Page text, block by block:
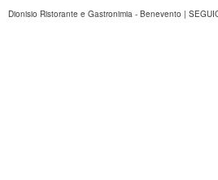
Dionisio Ristorante e Gastronimia - Benevento |